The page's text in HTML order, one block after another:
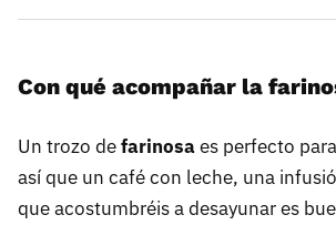
Con qué acompañar la
Un trozo defarinosaes perfecto
así que un café con leche, una
que acostumbréis a desayunar es